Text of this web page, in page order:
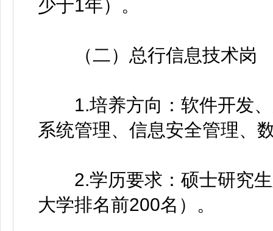
少于1年）。
（二）总行信息技术岗
1.培养方向：软件开发、
系统管理、信息安全管理、
2.学历要求：硕士研究生
大学排名前200名）。